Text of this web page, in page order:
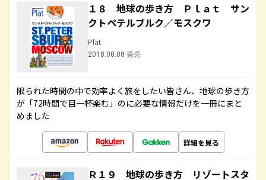
１８ 地球の歩き方 Ｐｌａｔ サン
クトペテルブルク／モスクワ
Plat
2018.08.08 発売
限られた時間の中で効率よく旅をしたい皆さん、地球の歩き方
が「72時間で目一杯楽む」のに必要な情報だけを一冊にまと
めました
詳細を見る
Ｒ１９ 地球の歩き方 リゾートスタ